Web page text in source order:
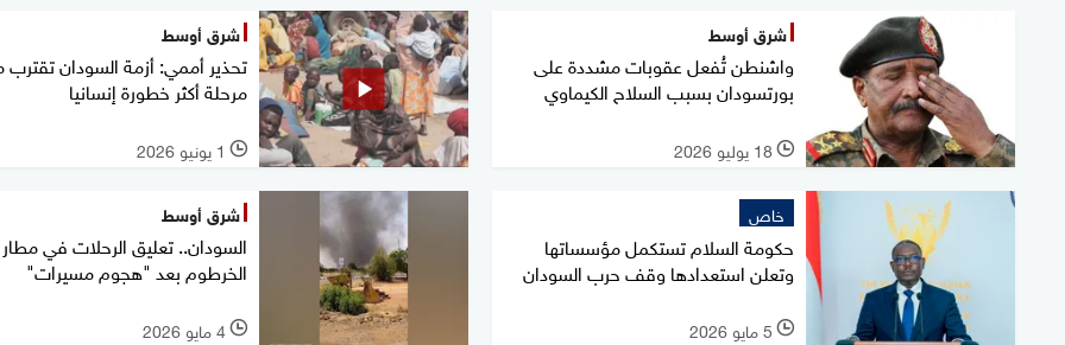
شرق أوسط
واشنطن تُفعل عقوبات مشددة على
بورتسودان بسبب السلاح الكيماوي
l 18 يوليو 2026
شرق أوسط
تحذير أممي: أزمة السودان
مرحلة أكثر خطورة إنسانيا
l 1 يونيو 2026
خاص
حكومة السلام تستكمل مؤسساتها
وتعلن استعدادها وقف حرب السودان
l 5 مايو 2026
شرق أوسط
السودان.. تعليق الرحلات في مطار
الخرطوم بعد "هجوم مسيرات"
l 4 مايو 2026